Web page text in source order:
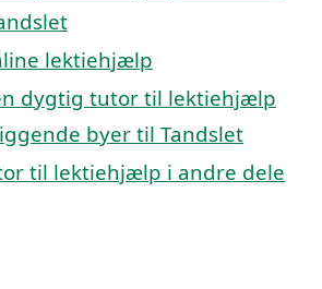
lektiehjælp
dygtig tutor til lektiehjælp
byer til Tandslet
til lektiehjælp i andre dele